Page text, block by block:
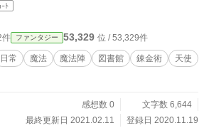
ｰﾄ
件 ファンタジー 53,329 位 / 53,329件
日常 魔法 魔法陣 図書館 錬金術
天使
感想数 0
文字数 6,644
最終更新日 2021.02.11
登録日 2020.11.19